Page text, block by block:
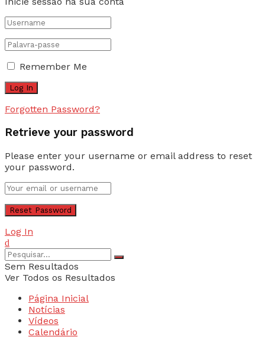
Remember Me
Forgotten Password?
Retrieve your password
Please enter your username or email address to reset
your password.
Log In
Sem Resultados
Ver Todos os Resultados
Página Inicial
Notícias
Vídeos
Calendário